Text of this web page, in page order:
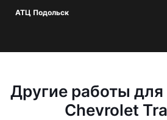
АТЦ Подольск
Другие работы
Chevrolet